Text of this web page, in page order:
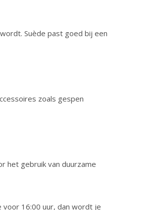
Suède past goed bij een
zoals gespen
het gebruik van duurzame
16:00 uur, dan wordt je